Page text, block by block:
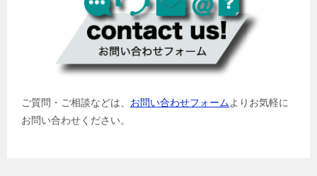
ご質問・ご相談などは、 お問い合わせフォームよりお気軽に
お問い合わせください。